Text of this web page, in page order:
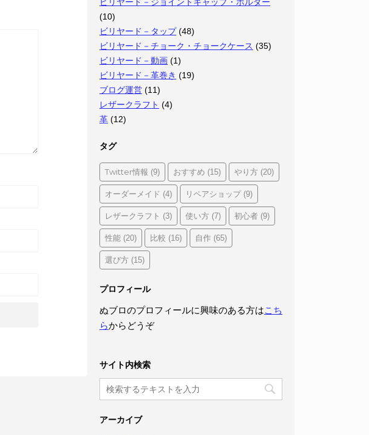
(10)
ビリヤード－タップ(48)
ビリヤード－チョーク・チョークケース (35)
ビリヤード－動画 (1)
ビリヤード－革巻き (19)
ブログ運営 (11)
レザークラフト (4)
革 (12)
タグ
Twitter情報 (9) おすすめ (15) やり方 (20)
オーダーメイド (4) リペアショップ(9)
レザークラフト (3) 使い方 (7) 初心者 (9)
性能 (20) 比較 (16) 自作 (65)
選び方 (15)
プロフィール
ぬブロのプロフィールに興味のある方はこち
らからどうぞ
サイト内検索
アーカイブ